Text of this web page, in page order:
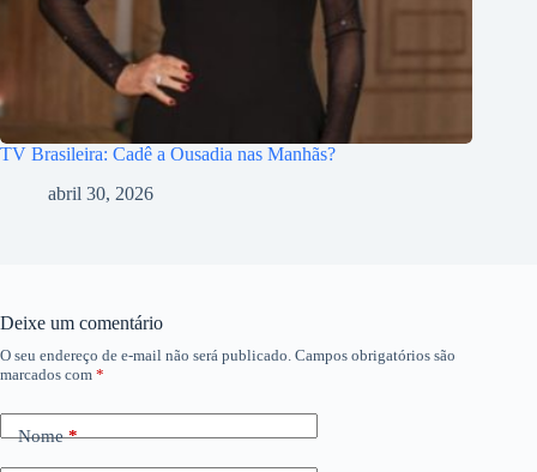
TV Brasileira: Cadê a Ousadia nas Manhãs?
abril 30, 2026
Deixe um comentário
O seu endereço de e-mail não será publicado. Campos obrigatórios são
marcados com *
Nome*